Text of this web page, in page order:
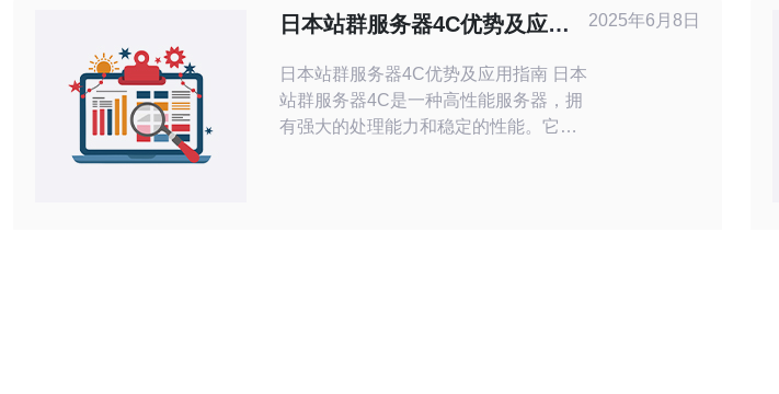
中国（CN2）日本服务器利用了先进
的网络技术，提供了高
日本站群服务器4C优势及应用
日本站群服务器4C优势及应用指南 日本
站群服务器4C是一种高性能服务器，拥
有强大的处理能力和稳定的性能。它采
2025年6月8日